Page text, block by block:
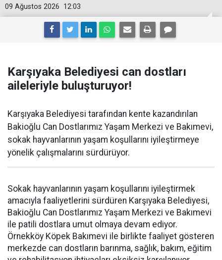
12:03
09 Ağustos 2026
Karşıyaka Belediyesi can dostları
aileleriyle buluşturuyor!
Karşıyaka Belediyesi tarafından kente kazandırılan
Bakioğlu Can Dostlarımız Yaşam Merkezi ve Bakımevi,
sokak hayvanlarının yaşam koşullarını iyileştirmeye
yönelik çalışmalarını sürdürüyor.
Sokak hayvanlarının yaşam koşullarını iyileştirmek
amacıyla faaliyetlerini sürdüren Karşıyaka Belediyesi,
Bakioğlu Can Dostlarımız Yaşam Merkezi ve Bakımevi
ile patili dostlara umut olmaya devam ediyor.
Örnekköy Köpek Bakımevi ile birlikte faaliyet gösteren
merkezde can dostların barınma, sağlık, bakım, eğitim